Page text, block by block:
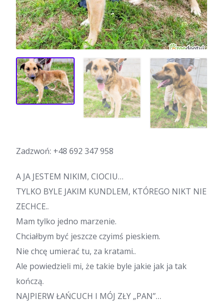
Zadzwoń: +48 692 347 958
A JA JESTEM NIKIM, CIOCIU…
TYLKO BYLE JAKIM KUNDLEM, KTÓREGO NIKT NIE
ZECHCE..
Mam tylko jedno marzenie.
Chciałbym być jeszcze czyimś pieskiem.
Nie chcę umierać tu, za kratami..
Ale powiedzieli mi, że takie byle jakie jak ja tak
kończą.
NAJPIERW ŁAŃCUCH I MÓJ ZŁY „PAN”…